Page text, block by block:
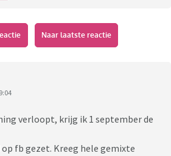
Naar laatste reactie
verloopt, krijg ik 1 september de
op fb gezet. Kreeg hele gemixte